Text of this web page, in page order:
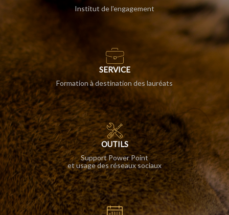
Institut de l'engagement
SERVICE
Formation à destination des lauréats
OUTILS
Support Power Point
et usage des réseaux sociaux